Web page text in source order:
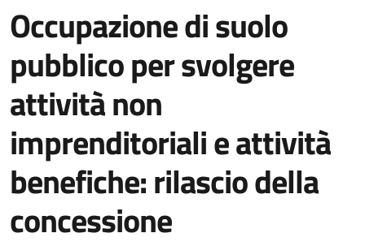
Occupazione di suolo
pubblico per svolgere
attività non
imprenditoriali e attività
benefiche: rilascio della
concessione